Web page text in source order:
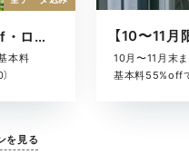
【7〜9月限定】基本料50%off・ロケキャンペーン
本料
10月〜11月末
基本料55%off
を見る